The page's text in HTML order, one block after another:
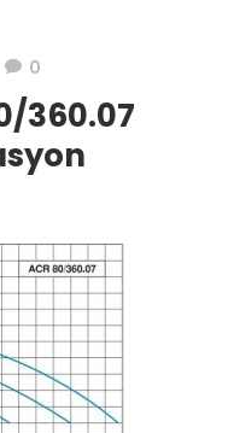
0
360.07